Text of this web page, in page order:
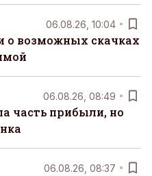
06.08.26, 10:04
о возможных скачках
06.08.26, 08:49
часть прибыли, но
06.08.26, 08:37